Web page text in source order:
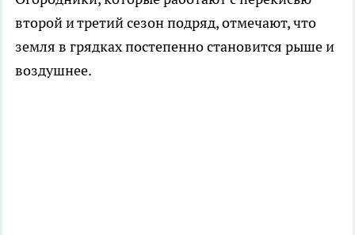
второй и третий сезон подряд, отмечают, что
земля в грядках постепенно становится рыше и
воздушнее.